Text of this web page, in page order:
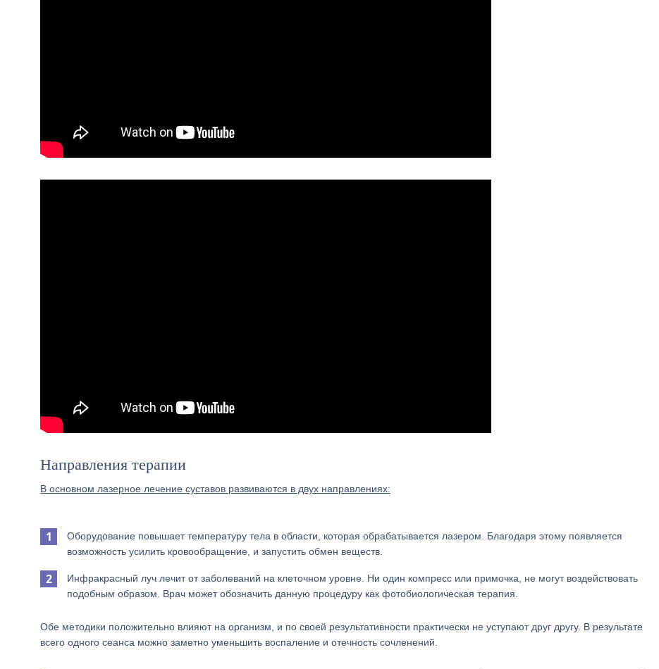
Направления терапии
В основном лазерное лечение суставов развиваются в двух направлениях:
Оборудование повышает температуру тела в области, которая обрабатывается лазером. Благодаря этому появляется
возможность усилить кровообращение, и запустить обмен веществ.
Инфракрасный луч лечит от заболеваний на клеточном уровне. Ни один компресс или примочка, не могут воздействовать
подобным образом. Врач может обозначить данную процедуру как фотобиологическая терапия.
Обе методики положительно влияют на организм, и по своей результативности практически не уступают друг другу. В результате
всего одного сеанса можно заметно уменьшить воспаление и отечность сочленений.